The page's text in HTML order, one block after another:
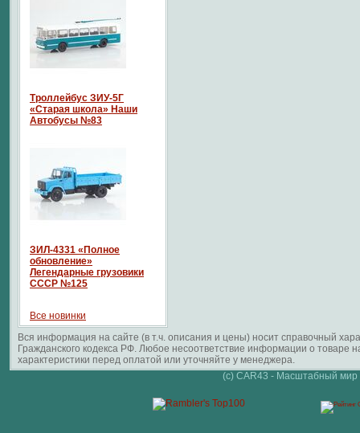
Троллейбус ЗИУ-5Г
«Старая школа» Наши
Автобусы №83
ЗИЛ-4331 «Полное
обновление»
Легендарные грузовики
СССР №125
Все новинки
Вся информация на сайте (в т.ч. описания и цены) носит справочный
Гражданского кодекса РФ. Любое несоответствие информации о
характеристики перед оплатой или уточняйте у менеджера.
(c) CAR43 - Масштабный мир